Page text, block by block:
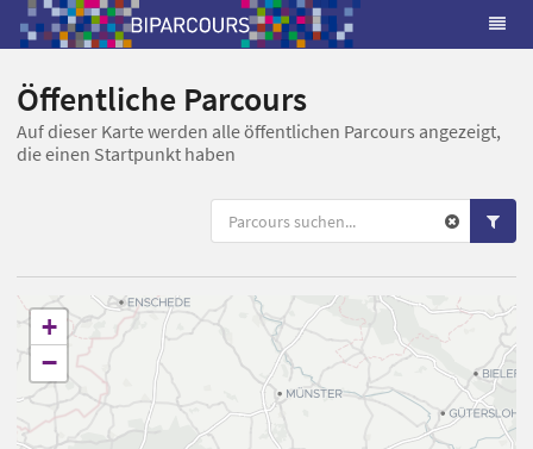
Öffentliche Parcours
Auf dieser Karte werden alle öffentlichen Parcours angezeigt,
die einen Startpunkt haben
+
−